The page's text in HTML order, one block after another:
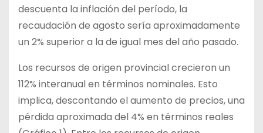
descuenta la inflación del período, la
recaudación de agosto sería aproximadamente
un 2% superior a la de igual mes del año pasado.
Los recursos de origen provincial crecieron un
112% interanual en términos nominales. Esto
implica, descontando el aumento de precios, una
pérdida aproximada del 4% en términos reales